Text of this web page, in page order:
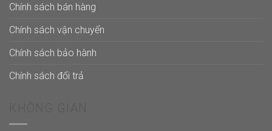
Chính sách bán hàng
Chính sách vận chuyển
Chính sách bảo hành
Chính sách đổi trả